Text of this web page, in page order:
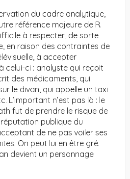
du cadre analytique,
référence majeure de R.
à respecter, de sorte
en raison des contraintes de
à accepter
celui-ci : analyste qui reçoit
des médicaments, qui
le divan, qui appelle un taxi
L’important n’est pas là : le
fut de prendre le risque de
publique du
de ne pas voiler ses
On peut lui en être gré.
devient un personnage